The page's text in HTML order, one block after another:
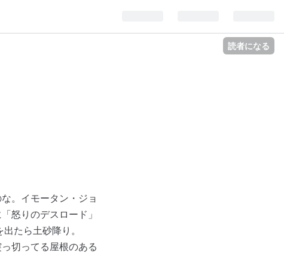
読者になる
。イモータン・ジョ
怒りのデスロード」
出たら土砂降り。
切ってる屋根のある